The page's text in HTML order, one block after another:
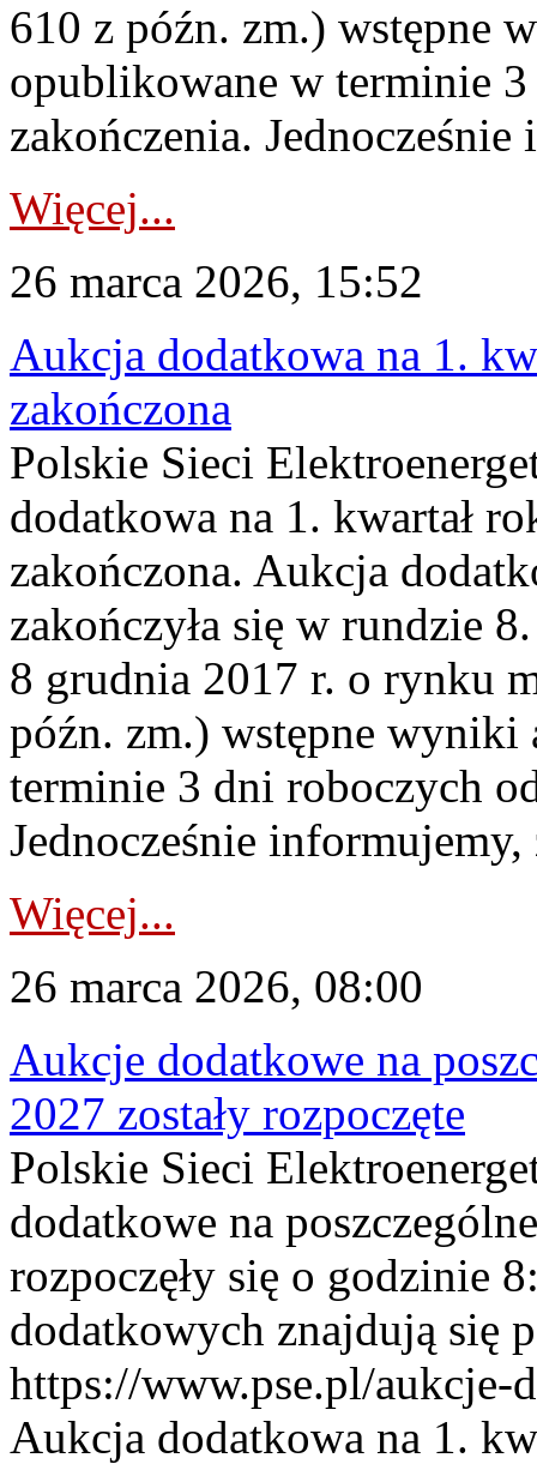
610 z późn. zm.) wstępne
opublikowane w terminie
zakończenia.
Więcej...
26 marca 2026, 15:52
Aukcja dodatkowa na 1.
zakończona
Polskie Sieci
dodatkowa na 1. kwartał
zakończona. Aukcja
zakończyła się w rundzie
8 grudnia 2017 r. o rynku
późn. zm.) wstępne
terminie 3 dni roboczych
Jednocześnie informujemy,
Więcej...
26 marca 2026, 08:00
Aukcje dodatkowe na
2027 zostały rozpoczęte
Polskie Sieci
dodatkowe na
rozpoczęły się o godzinie
dodatkowych znajdują się
https://www.pse.pl/
Aukcja dodatkowa na 1.